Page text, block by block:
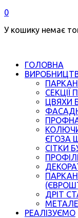
0
У кошику немає
ГОЛОВНА
СЕКЦІЇ
ЦВЯХИ
ЄГОЗА
СІТКИ
ДРІТ
РЕАЛІЗУЄМО